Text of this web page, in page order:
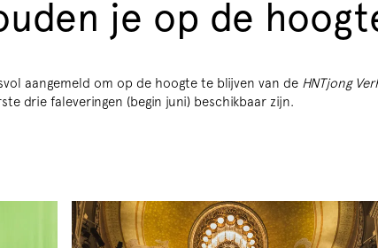
je op de
aangemeld om op de hoogte te blijven van de HNTjong
drie faleveringen (begin juni) beschikbaar zijn.